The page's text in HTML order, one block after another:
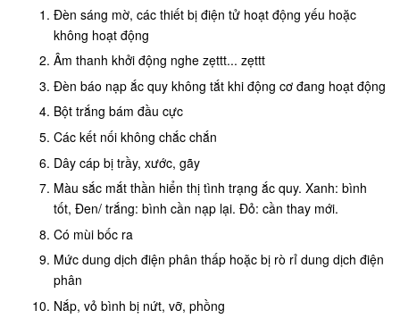
Đèn sáng mờ, các thiết bị điện tử hoạt động yếu hoặc
không hoạt động
Âm thanh khởi động nghe zẹttt... zẹttt
Đèn báo nạp ắc quy không tắt khi động cơ đang hoạt động
Bột trắng bám đầu cực
Các kết nối không chắc chắn
Dây cáp bị trầy, xước, gãy
Màu sắc mắt thần hiển thị tình trạng ắc quy. Xanh: bình
tốt, Đen/ trắng: bình cần nạp lại. Đỏ: cần thay mới.
Có mùi bốc ra
Mức dung dịch điện phân thấp hoặc bị rò rỉ dung dịch điện
phân
Nắp, vỏ bình bị nứt, vỡ, phồng